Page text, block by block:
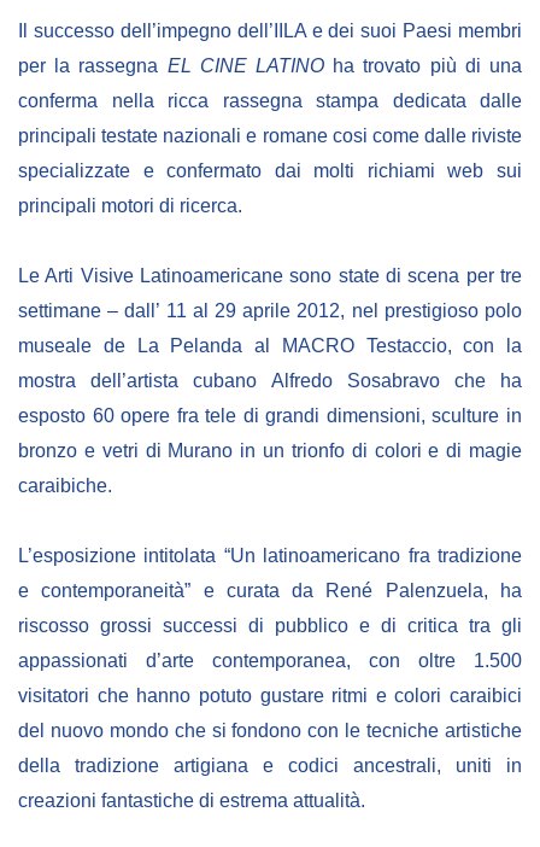
Il successo dell’impegno dell’IILA e dei suoi Paesi membri
per la rassegna EL CINE LATINO ha trovato più di una
conferma nella ricca rassegna stampa dedicata dalle
principali testate nazionali e romane cosi come dalle riviste
specializzate e confermato dai molti richiami web sui
principali motori di ricerca.
Le Arti Visive Latinoamericane sono state di scena per tre
settimane – dall’ 11 al 29 aprile 2012, nel prestigioso polo
museale de La Pelanda al MACRO Testaccio, con la
mostra dell’artista cubano Alfredo Sosabravo che ha
esposto 60 opere fra tele di grandi dimensioni, sculture in
bronzo e vetri di Murano in un trionfo di colori e di magie
caraibiche.
L’esposizione intitolata “Un latinoamericano fra tradizione
e contemporaneità” e curata da René Palenzuela, ha
riscosso grossi successi di pubblico e di critica tra gli
appassionati d’arte contemporanea, con oltre 1.500
visitatori che hanno potuto gustare ritmi e colori caraibici
del nuovo mondo che si fondono con le tecniche artistiche
della tradizione artigiana e codici ancestrali, uniti in
creazioni fantastiche di estrema attualità.